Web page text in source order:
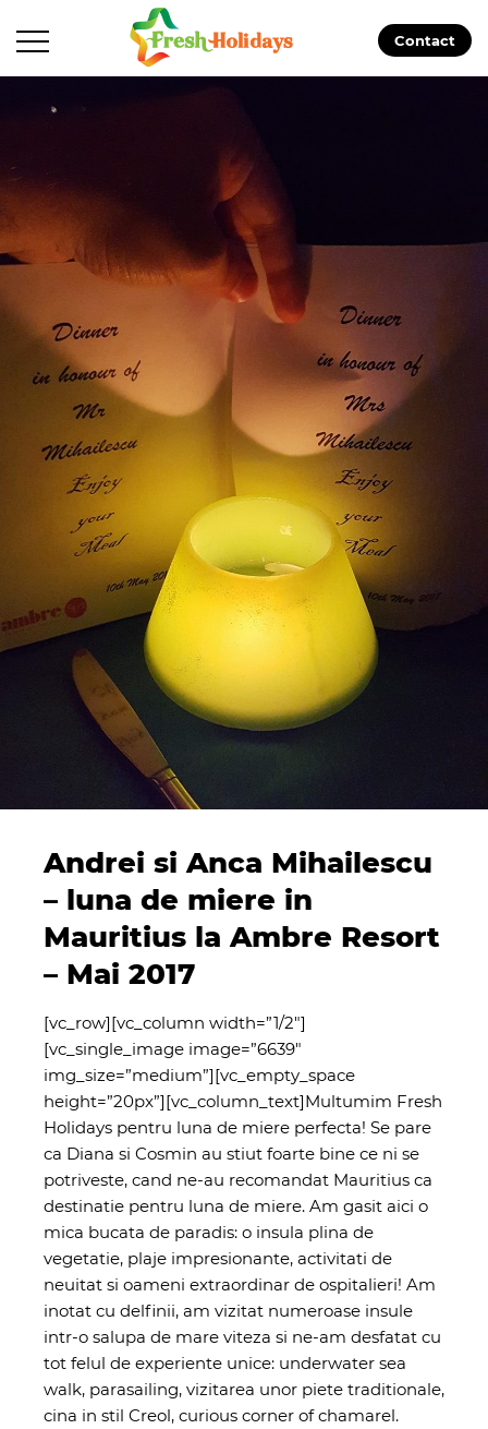
Contact
Andrei si Anca Mihailescu
– luna de miere in
Mauritius la Ambre Resort
– Mai 2017
[vc_row][vc_column width=”1/2″]
[vc_single_image image=”6639″
img_size=”medium”][vc_empty_space
height=”20px”][vc_column_text]Multumim Fresh
Holidays pentru luna de miere perfecta! Se pare
ca Diana si Cosmin au stiut foarte bine ce ni se
potriveste, cand ne-au recomandat Mauritius ca
destinatie pentru luna de miere. Am gasit aici o
mica bucata de paradis: o insula plina de
vegetatie, plaje impresionante, activitati de
neuitat si oameni extraordinar de ospitalieri! Am
inotat cu delfinii, am vizitat numeroase insule
intr-o salupa de mare viteza si ne-am desfatat cu
tot felul de experiente unice: underwater sea
walk, parasailing, vizitarea unor piete traditionale,
cina in stil Creol, curious corner of chamarel.